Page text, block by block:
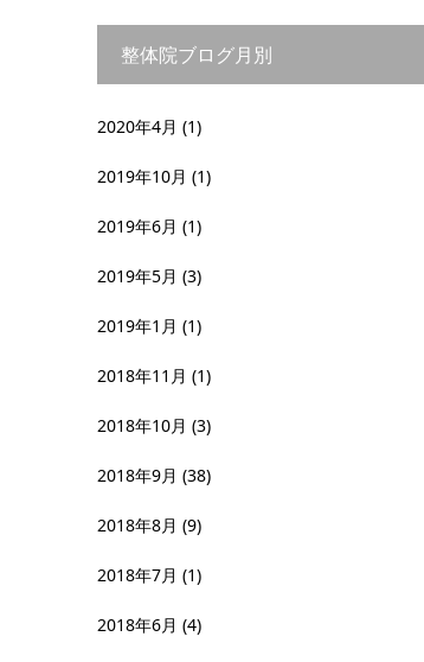
整体院ブログ月別
2020年4月 (1)
2019年10月 (1)
2019年6月 (1)
2019年5月 (3)
2019年1月 (1)
2018年11月 (1)
2018年10月 (3)
2018年9月 (38)
2018年8月 (9)
2018年7月 (1)
2018年6月 (4)